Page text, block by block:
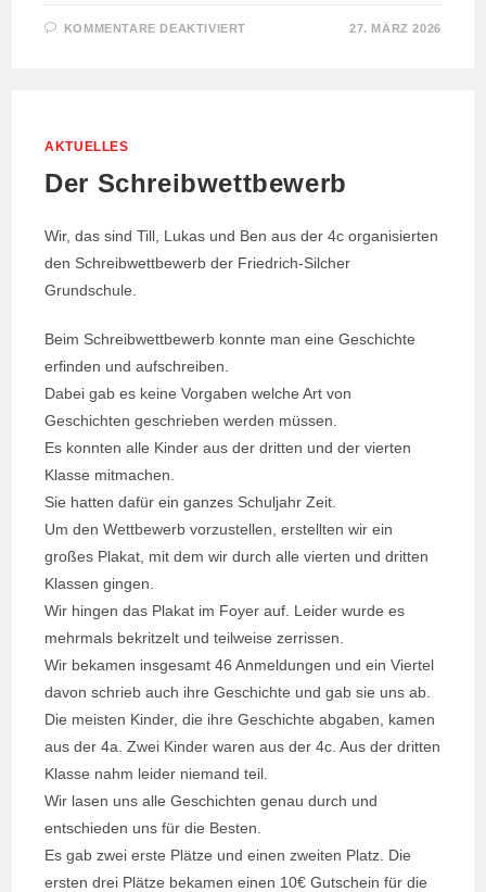
KOMMENTARE DEAKTIVIERT 27. MÄRZ 2026
AKTUELLES
Der Schreibwettbewerb
Wir, das sind Till, Lukas und Ben aus der 4c organisierten
den Schreibwettbewerb der Friedrich-Silcher
Grundschule.
Beim Schreibwettbewerb konnte man eine Geschichte
erfinden und aufschreiben.
Dabei gab es keine Vorgaben welche Art von
Geschichten geschrieben werden müssen.
Es konnten alle Kinder aus der dritten und der vierten
Klasse mitmachen.
Sie hatten dafür ein ganzes Schuljahr Zeit.
Um den Wettbewerb vorzustellen, erstellten wir ein
großes Plakat, mit dem wir durch alle vierten und dritten
Klassen gingen.
Wir hingen das Plakat im Foyer auf. Leider wurde es
mehrmals bekritzelt und teilweise zerrissen.
Wir bekamen insgesamt 46 Anmeldungen und ein Viertel
davon schrieb auch ihre Geschichte und gab sie uns ab.
Die meisten Kinder, die ihre Geschichte abgaben, kamen
aus der 4a. Zwei Kinder waren aus der 4c. Aus der dritten
Klasse nahm leider niemand teil.
Wir lasen uns alle Geschichten genau durch und
entschieden uns für die Besten.
Es gab zwei erste Plätze und einen zweiten Platz. Die
ersten drei Plätze bekamen einen 10€ Gutschein für die